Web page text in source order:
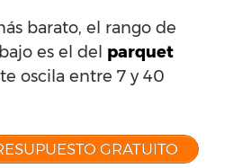
barato, el rango de
es el del parquet
oscila entre 7 y 40
GRATUITO